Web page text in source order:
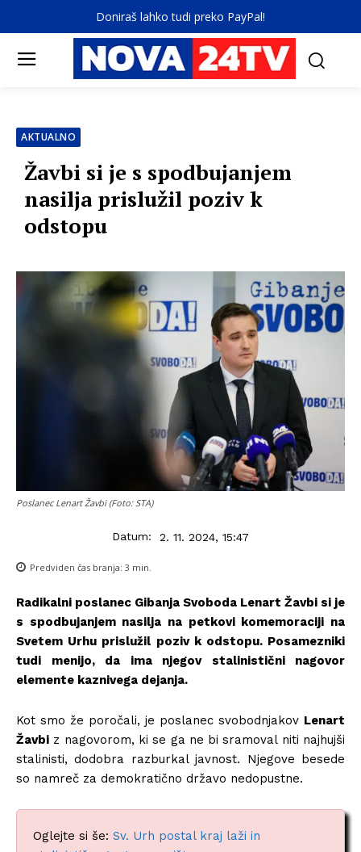
Doniraš lahko tudi preko PayPal!
AKTUALNO
Žavbi si je s spodbujanjem
nasilja prislužil poziv k
odstopu
Poslanec Lenart Žavbi (Foto: STA)
Datum: 2. 11. 2024, 15:47
Predviden čas branja: 3 min.
Radikalni poslanec Gibanja Svoboda Lenart Žavbi si je
s spodbujanjem nasilja na petkovi komemoraciji na
Svetem Urhu prislužil poziv k odstopu. Posamezniki
tudi menijo, da ima njegov stalinistični nagovor
elemente kaznivega dejanja.
Kot smo že poročali, je poslanec svobodnjakov Lenart
Žavbi z nagovorom, ki se ga ne bi sramoval niti najhujši
stalinisti, dodobra razburkal javnost. Njegove besede
so namreč za demokratično državo nedopustne.
Oglejte si še: Sv. Urh postal kraj laži in